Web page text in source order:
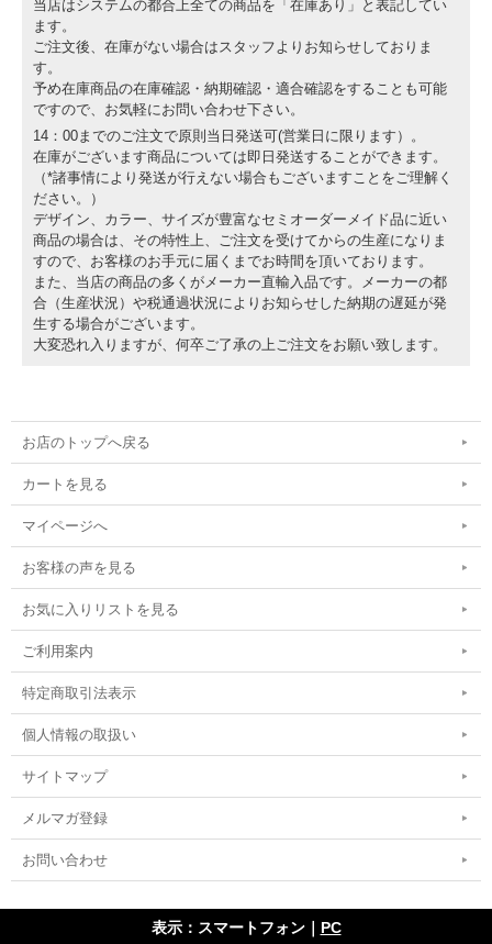
当店はシステムの都合上全ての商品を「在庫あり」と表記してい
ます。
ご注文後、在庫がない場合はスタッフよりお知らせしておりま
す。
予め在庫商品の在庫確認・納期確認・適合確認をすることも可能
ですので、お気軽にお問い合わせ下さい。
14：00までのご注文で原則当日発送可(営業日に限ります）。
在庫がございます商品については即日発送することができます。
（*諸事情により発送が行えない場合もございますことをご理解く
ださい。）
デザイン、カラー、サイズが豊富なセミオーダーメイド品に近い
商品の場合は、その特性上、ご注文を受けてからの生産になりま
すので、お客様のお手元に届くまでお時間を頂いております。
また、当店の商品の多くがメーカー直輸入品です。メーカーの都
合（生産状況）や税通過状況によりお知らせした納期の遅延が発
生する場合がございます。
大変恐れ入りますが、何卒ご了承の上ご注文をお願い致します。
お店のトップへ戻る
カートを見る
マイページへ
お客様の声を見る
お気に入りリストを見る
ご利用案内
特定商取引法表示
個人情報の取扱い
サイトマップ
メルマガ登録
お問い合わせ
表示：スマートフォン｜ PC